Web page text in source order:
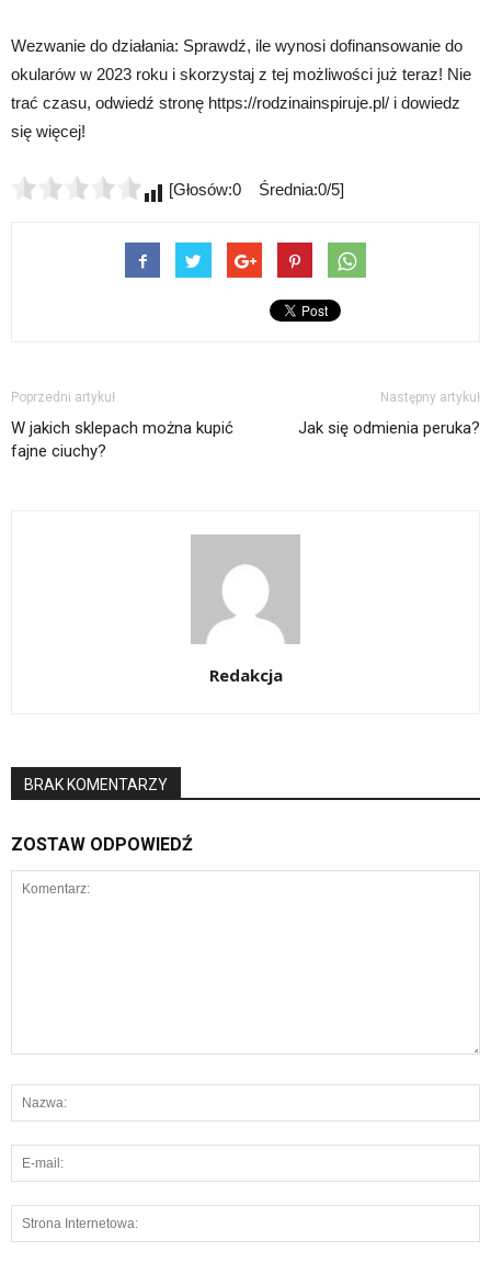
Wezwanie do działania: Sprawdź, ile wynosi dofinansowanie do
okularów w 2023 roku i skorzystaj z tej możliwości już teraz! Nie
trać czasu, odwiedź stronę https://rodzinainspiruje.pl/ i dowiedz
się więcej!
[Głosów:0 Średnia:0/5]
Poprzedni artykuł
W jakich sklepach można kupić
fajne ciuchy?
Następny artykuł
Jak się odmienia peruka?
Redakcja
BRAK KOMENTARZY
ZOSTAW ODPOWIEDŹ